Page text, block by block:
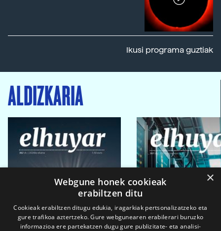
Ikusi programa guztiak
ALDIZKARIA
×
Webgune honek cookieak
erabiltzen ditu
Cookieak erabiltzen ditugu edukia, iragarkiak pertsonalizatzeko eta
gure trafikoa aztertzeko. Gure webgunearen erabilerari buruzko
informazioa ere partekatzen dugu gure publizitate- eta analisi-